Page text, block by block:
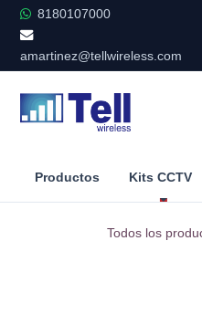
Ir al contenido
8180107000
amartinez@tellwireless.com
Productos Kits CCTV
Todos los